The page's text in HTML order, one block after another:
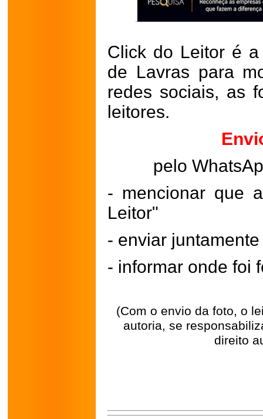
Click do Leitor é
de Lavras para
redes sociais, as
leitores.
pelo
- mencionar que
Leitor"
- enviar
- informar onde foi
(Com o envio da foto, o
autoria, se
direito